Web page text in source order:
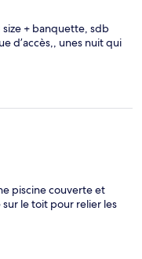
+ banquette, sdb
d’accès,, unes nuit qui
piscine couverte et
le toit pour relier les